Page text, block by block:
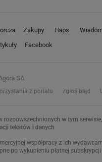
Zakupy Haps
Facebook
SA
z portalu Zgłoś błąd
w tym
tekstów i danych
współpracy z ich
po wykupieniu płatnej subskrypcji